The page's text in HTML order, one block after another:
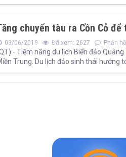
chuyến tàu ra Cồn Cỏ
03/06/2019 Đã xem: 2627 Phản
- Tiềm năng du lịch Biển đảo
Trung. Du lịch đảo sinh thái hướng